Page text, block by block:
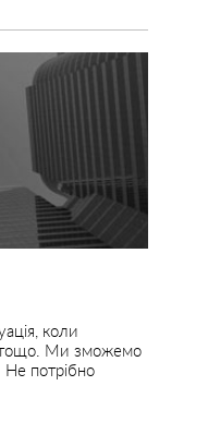
коли
тощо. Ми зможемо
потрібно